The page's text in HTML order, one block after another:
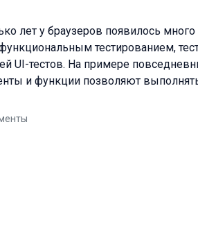
лет у браузеров появилось
тестированием,
UI-тестов. На примере
и функции позволяют